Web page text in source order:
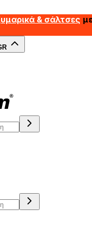
& σάλτσες